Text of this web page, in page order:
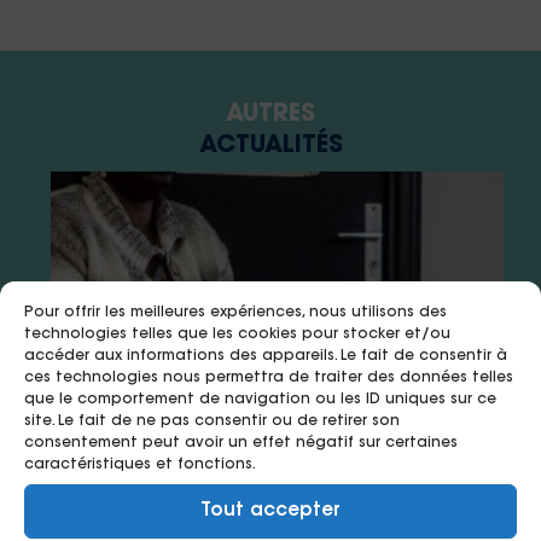
Pour offrir les meilleures expériences, nous utilisons des
technologies telles que les cookies pour stocker et/ou
accéder aux informations des appareils. Le fait de consentir à
ces technologies nous permettra de traiter des données telles
que le comportement de navigation ou les ID uniques sur ce
site. Le fait de ne pas consentir ou de retirer son
consentement peut avoir un effet négatif sur certaines
caractéristiques et fonctions.
Tout accepter
AUTRES
ACTUALITÉS
15 juillet 2026
8 juillet 2026
8 juillet 2026